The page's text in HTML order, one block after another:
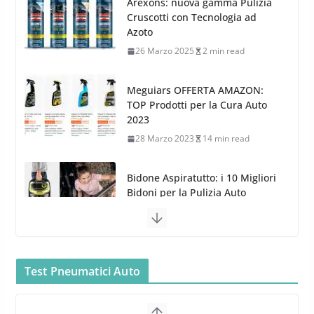
Meguiars OFFERTA AMAZON:
TOP Prodotti per la Cura Auto
2023
Bidone Aspiratutto: i 10 Migliori
Bidoni per la Pulizia Auto
6 Maggio 2022 3 min read
MTM PF22.2: La Migliore Foam
Gun per la tua Idropulitrice?
5 Maggio 2022
cura dell’Auto: la nuova linea
Car Care
Test Pneumatici Auto
Michelin Pilot Sport 4 S – Test